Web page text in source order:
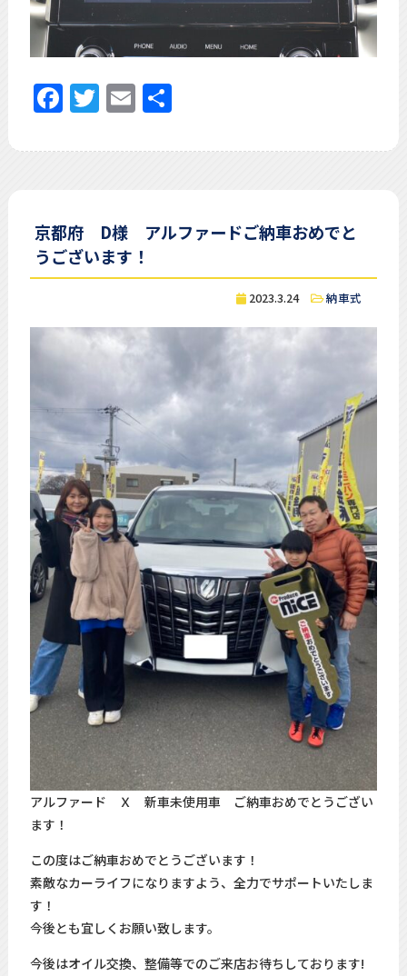
Facebook
Twitter
Email
共
京都府 D様 アルファードご納車おめでと
うございます！
2023.3.24 納車式
アルファード Ｘ 新車未使用車 ご納車おめでとうござい
ます！
この度はご納車おめでとうございます！
素敵なカーライフになりますよう、全力でサポートいたしま
す！
今後とも宜しくお願い致します。
今後はオイル交換、整備等でのご来店お待ちしております!